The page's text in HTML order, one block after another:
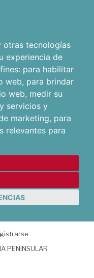
otras tecnologías
experiencia de
para habilitar
web, para brindar
web, medir su
servicios y
marketing, para
relevantes para
PENINSULAR